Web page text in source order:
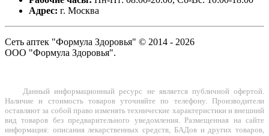
Адрес: г. Москва
Сеть аптек "Формула Здоровья" © 2014 - 2026
ООО "Формула Здоровья".
Данный информационный ресурс не является публичной офертой.
Наличие и стоимость товаров уточняйте по телефону. Производители
оставляют за собой право изменять технические характеристики и внешний
вид товаров без предварительного уведомления. Размещенная на сайте
информация: описания лекарственных средств, БАДов и других товаров,